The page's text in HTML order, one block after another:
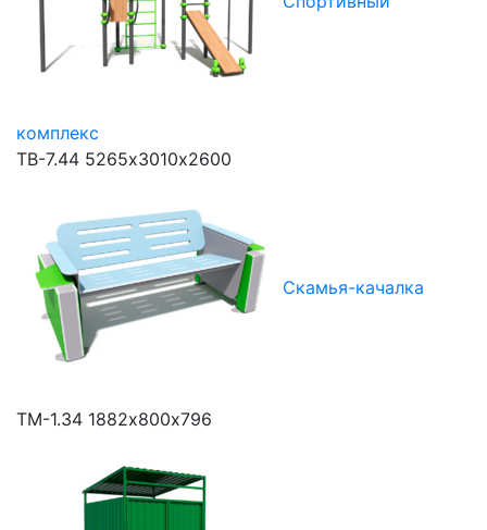
комплекс
ТВ-7.44 5265х3010х2600
Скамья-качалка
ТМ-1.34 1882х800х796